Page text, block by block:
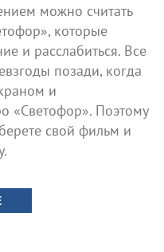
можно считать
которые
и расслабиться. Все
позади, когда
и
«Светофор». Поэтому
свой фильм и